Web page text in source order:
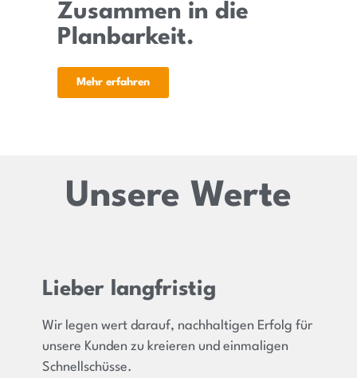
Zusammen in die
Planbarkeit.
Mehr erfahren
Unsere Werte
Lieber langfristig
Wir legen wert darauf, nachhaltigen Erfolg für
unsere Kunden zu kreieren und einmaligen
Schnellschüsse.